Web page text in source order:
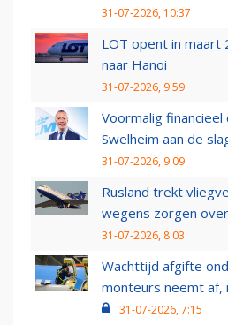
31-07-2026, 10:37
LOT opent in maart
naar Hanoi
31-07-2026, 9:59
Voormalig
Swelheim aan de
31-07-2026, 9:09
Rusland trekt
wegens zorgen
31-07-2026, 8:03
Wachttijd afgifte
monteurs neemt
31-07-2026, 7:15